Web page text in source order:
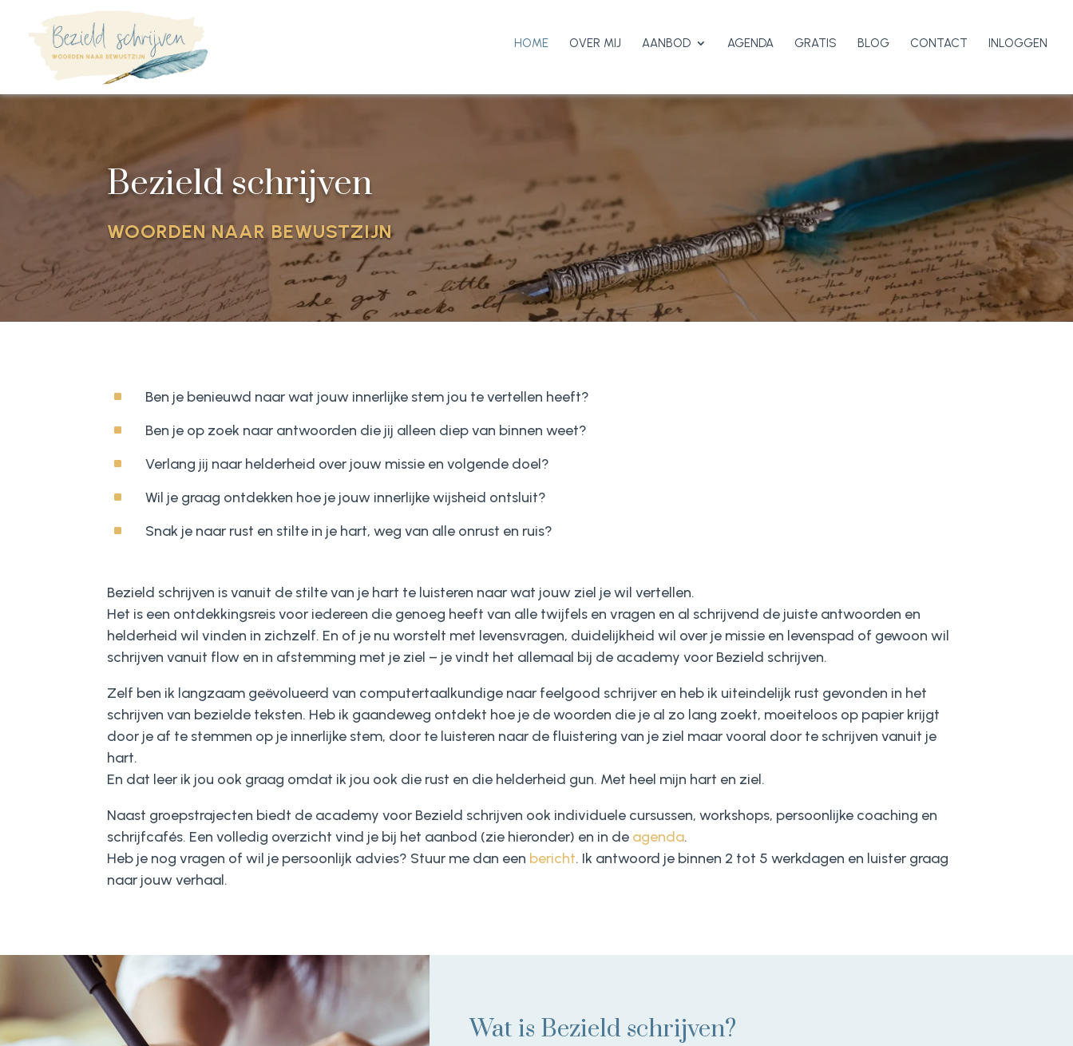
HOME OVER MIJ AANBOD AGENDA GRATIS BLOG CONTACT INLOGGEN
Bezield schrijven
WOORDEN NAAR BEWUSTZIJN
^ Ben je benieuwd naar wat jouw innerlijke stem jou te vertellen heeft?
^ Ben je op zoek naar antwoorden die jij alleen diep van binnen weet?
^ Verlang jij naar helderheid over jouw missie en volgende doel?
^ Wil je graag ontdekken hoe je jouw innerlijke wijsheid ontsluit?
^ Snak je naar rust en stilte in je hart, weg van alle onrust en ruis?
Bezield schrijven is vanuit de stilte van je hart te luisteren naar wat jouw ziel je wil vertellen.
Het is een ontdekkingsreis voor iedereen die genoeg heeft van alle twijfels en vragen en al schrijvend de juiste antwoorden en
helderheid wil vinden in zichzelf. En of je nu worstelt met levensvragen, duidelijkheid wil over je missie en levenspad of gewoon wil
schrijven vanuit flow en in afstemming met je ziel – je vindt het allemaal bij de academy voor Bezield schrijven.
Zelf ben ik langzaam geëvolueerd van computertaalkundige naar feelgood schrijver en heb ik uiteindelijk rust gevonden in het
schrijven van bezielde teksten. Heb ik gaandeweg ontdekt hoe je de woorden die je al zo lang zoekt, moeiteloos op papier krijgt
door je af te stemmen op je innerlijke stem, door te luisteren naar de fluistering van je ziel maar vooral door te schrijven vanuit je
hart.
En dat leer ik jou ook graag omdat ik jou ook die rust en die helderheid gun. Met heel mijn hart en ziel.
Naast groepstrajecten biedt de academy voor Bezield schrijven ook individuele cursussen, workshops, persoonlijke coaching en
schrijfcafés. Een volledig overzicht vind je bij het aanbod (zie hieronder) en in de agenda.
Heb je nog vragen of wil je persoonlijk advies? Stuur me dan een bericht. Ik antwoord je binnen 2 tot 5 werkdagen en luister graag
naar jouw verhaal.
Wat is Bezield schrijven?